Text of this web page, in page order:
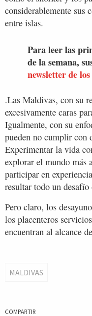
considerablemente sus
entre islas.
Para leer las
de la semana,
newsletter de
.Las Maldivas, con su
excesivamente caras
Igualmente, con su
pueden no cumplir con
Experimentar la vida
explorar el mundo más
participar en
resultar todo un
Pero claro, los
los placenteros
encuentran al alcance
MALDIVAS
COMPARTIR